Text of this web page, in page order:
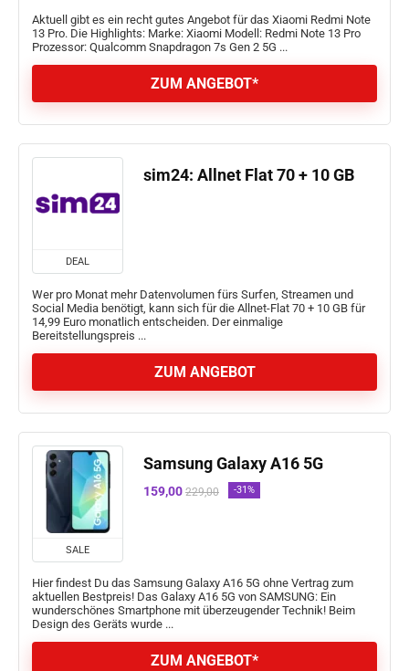
Aktuell gibt es ein recht gutes Angebot für das Xiaomi Redmi Note
13 Pro. Die Highlights: Marke: Xiaomi Modell: Redmi Note 13 Pro
Prozessor: Qualcomm Snapdragon 7s Gen 2 5G ...
ZUM ANGEBOT*
DEAL
sim24: Allnet Flat 70 + 10 GB
Wer pro Monat mehr Datenvolumen fürs Surfen, Streamen und
Social Media benötigt, kann sich für die Allnet-Flat 70 + 10 GB für
14,99 Euro monatlich entscheiden. Der einmalige
Bereitstellungspreis ...
ZUM ANGEBOT
SALE
Samsung Galaxy A16 5G
159,00 229,00 -31%
Hier findest Du das Samsung Galaxy A16 5G ohne Vertrag zum
aktuellen Bestpreis! Das Galaxy A16 5G von SAMSUNG: Ein
wunderschönes Smartphone mit überzeugender Technik! Beim
Design des Geräts wurde ...
ZUM ANGEBOT*